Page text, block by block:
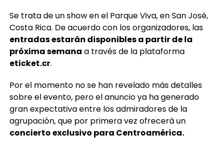
Se trata de un show en el Parque Viva, en San José,
Costa Rica. De acuerdo con los organizadores, las
entradas estarán disponibles a partir de la
próxima semana a través de la plataforma
eticket.cr.
Por el momento no se han revelado más detalles
sobre el evento, pero el anuncio ya ha generado
gran expectativa entre los admiradores de la
agrupación, que por primera vez ofrecerá un
concierto exclusivo para Centroamérica.